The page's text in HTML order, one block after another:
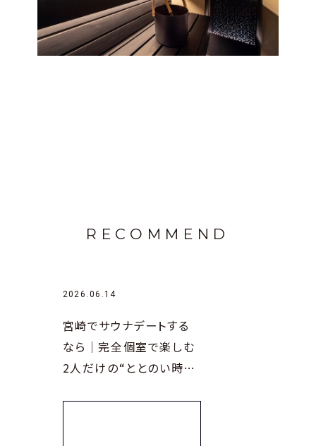
RECOMMEND
宮崎でサウナデートする
なら｜完全個室で楽しむ
2人だけの“ととのい時
2026.06.14